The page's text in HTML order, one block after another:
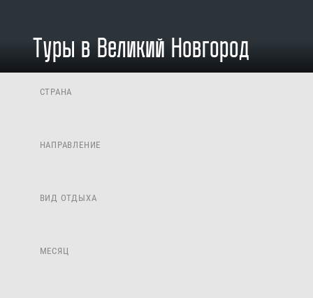
Туры в Великий Новгород
СТРАНА
НАПРАВЛЕНИЕ
ВИД ОТДЫХА
МЕСЯЦ